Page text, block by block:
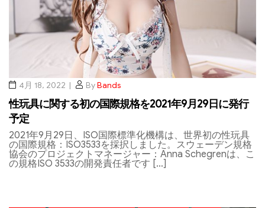
4月 18, 2022 ByBands
性玩具に関する初の国際規格を2021年9月29日に発行
予定
2021年9月29日、ISO国際標準化機構は、世界初の性玩具
の国際規格：ISO3533を採択しました。スウェーデン規格
協会のプロジェクトマネージャー：Anna Schegrenは、こ
の規格ISO 3533の開発責任者です […]